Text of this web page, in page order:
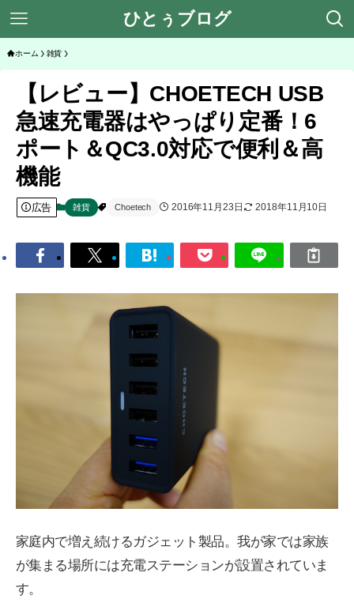
ひとぅブログ
ホーム 雑貨
【レビュー】CHOETECH USB
急速充電器はやっぱり定番！6
ポート＆QC3.0対応で便利＆高
機能
広告 雑貨 Choetech 2016年11月23日 2018年11月10日
家庭内で増え続けるガジェット製品。我が家では家族
が集まる場所には充電ステーションが設置されていま
す。